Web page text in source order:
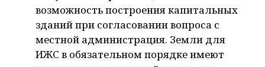
возможность построения капитальных
зданий при согласовании вопроса с
местной администрация. Земли для
ИЖС в обязательном порядке имеют